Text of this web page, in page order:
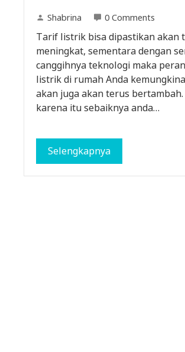
Shabrina 0 Comments
Tarif listrik bisa dipastikan akan
meningkat, sementara dengan
canggihnya teknologi maka
listrik di rumah Anda
akan juga akan terus
karena itu sebaiknya anda…
Selengkapnya